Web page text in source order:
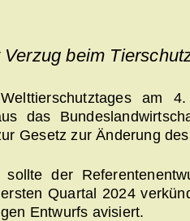
beim
am 4.
das
Gesetz zur Änderung
sollte der
Quartal 2024
Entwurfs avisiert.